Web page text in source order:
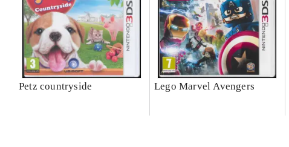
Petz countryside Lego Marvel Avengers